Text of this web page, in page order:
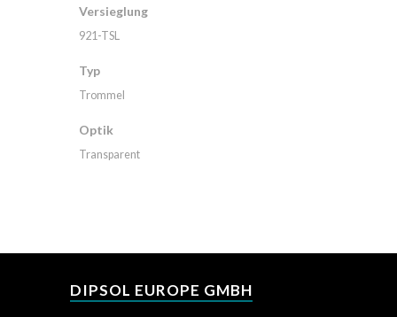
Versieglung
921-TSL
Typ
Trommel
Optik
Transparent
DIPSOL EUROPE GMBH